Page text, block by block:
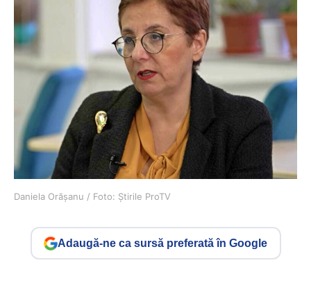
Daniela Orășanu / Foto: Știrile ProTV
Adaugă-ne ca sursă preferată în Google